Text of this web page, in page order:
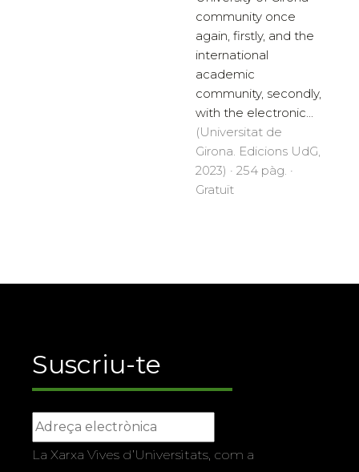
community once
again, firstly, and the
international
academic
community, secondly,
with the electronic...
(Universitat de
Girona. Edicions UdG,
2023) · 254 pàg. ·
Gratuït
Suscriu-te
La Xarxa Vives d’Universitats, com a